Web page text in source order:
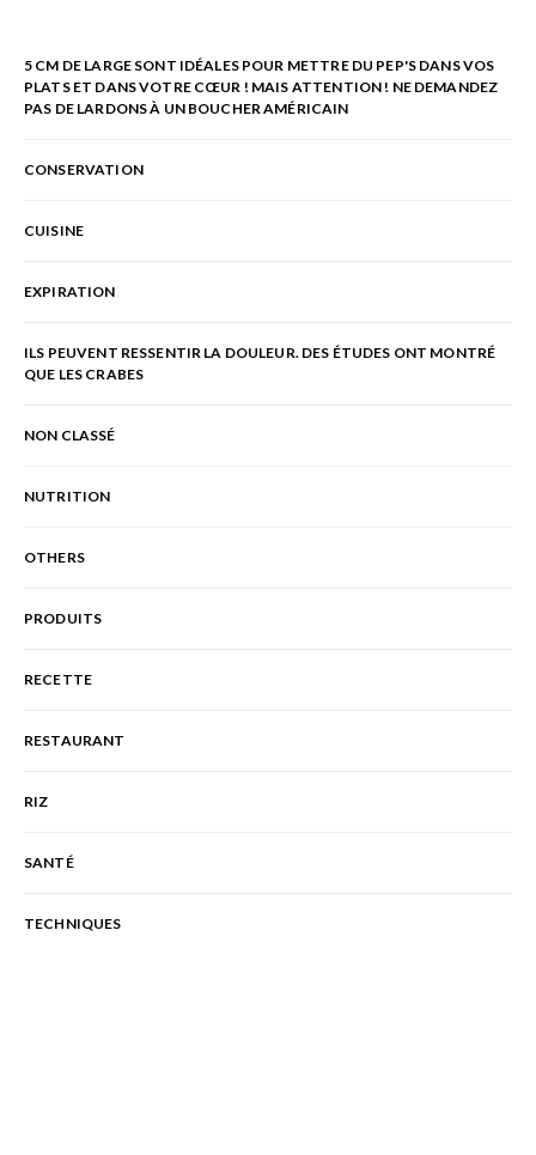
5 CM DE LARGE SONT IDÉALES POUR METTRE DU PEP'S DANS VOS
PLATS ET DANS VOTRE CŒUR ! MAIS ATTENTION ! NE DEMANDEZ
PAS DE LARDONS À UN BOUCHER AMÉRICAIN
CONSERVATION
CUISINE
EXPIRATION
ILS PEUVENT RESSENTIR LA DOULEUR. DES ÉTUDES ONT MONTRÉ
QUE LES CRABES
NON CLASSÉ
NUTRITION
OTHERS
PRODUITS
RECETTE
RESTAURANT
RIZ
SANTÉ
TECHNIQUES